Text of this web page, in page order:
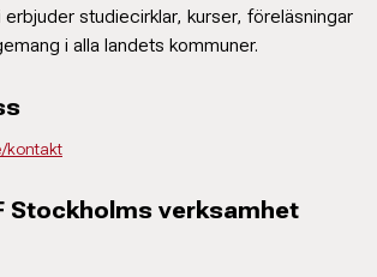
studiecirklar, kurser, föreläsningar
i alla landets kommuner.
kontakt
Stockholms verksamhet